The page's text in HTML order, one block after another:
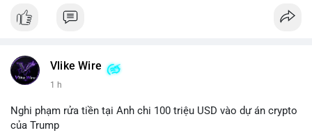
- Take Profit: TP1: $1,850, TP2: $1,820
- Stop Loss: $1,915
Quản trị rủi ro: Chỉ sử dụng 2-3% tài khoản cho lệnh này và
tuân thủ tuyệt đối mức cắt lỗ để bảo vệ vốn.
Vlike Wire
1 h
Nghi phạm rửa tiền tại Anh chi 100 triệu USD vào dự án crypto
của Trump